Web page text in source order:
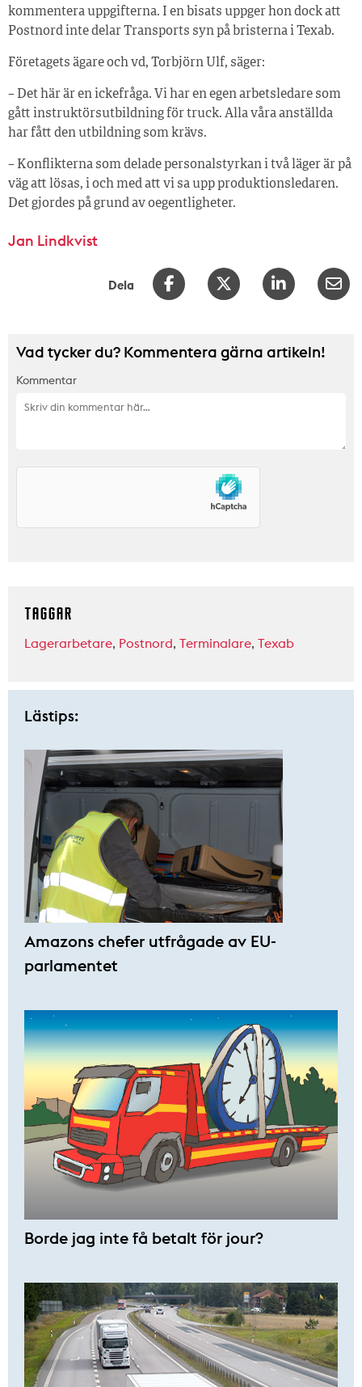
kommentera uppgifterna. I en bisats uppger hon dock att
Postnord inte delar Transports syn på bristerna i Texab.
Företagets ägare och vd, Torbjörn Ulf, säger:
– Det här är en ickefråga. Vi har en egen arbetsledare som
gått instruktörsutbildning för truck. Alla våra anställda
har fått den utbildning som krävs.
– Konflikterna som delade personalstyrkan i två läger är på
väg att lösas, i och med att vi sa upp produktionsledaren.
Det gjordes på grund av oegentligheter.
Jan Lindkvist
Dela
Vad tycker du? Kommentera gärna artikeln!
Kommentar
TAGGAR
Lagerarbetare, Postnord, Terminalare, Texab
Lästips:
Amazons chefer utfrågade av EU-
parlamentet
Borde jag inte få betalt för jour?